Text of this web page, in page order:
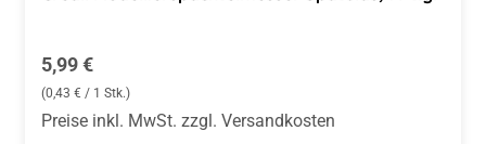
Regulärer Preis:
5,99 €
(0,43 € / 1 Stk.)
Preise inkl. MwSt. zzgl. Versandkosten